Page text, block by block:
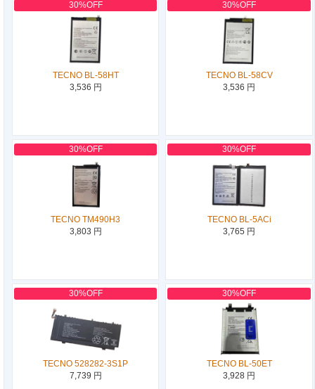
30%OFF
TECNO BL-58HT
3,536 円
30%OFF
TECNO BL-58CV
3,536 円
30%OFF
TECNO TM490H3
3,803 円
30%OFF
TECNO BL-5ACi
3,765 円
30%OFF
TECNO 528282-3S1P
7,739 円
30%OFF
TECNO BL-50ET
3,928 円